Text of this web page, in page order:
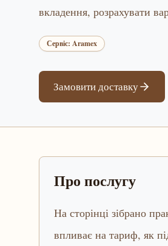
вкладення, розрахувати
Сервіс: Aramex
Замовити доставку
Про послугу
На сторінці зібрано
впливає на тариф, як